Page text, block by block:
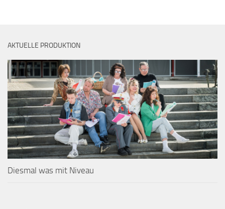
AKTUELLE PRODUKTION
Diesmal was mit Niveau